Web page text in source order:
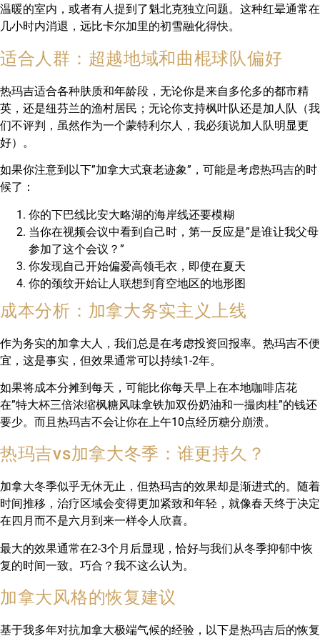
温暖的室内，或者有人提到了魁北克独立问题。这种红晕通常在
几小时内消退，远比卡尔加里的初雪融化得快。
适合人群：超越地域和曲棍球队偏好
热玛吉适合各种肤质和年龄段，无论你是来自多伦多的都市精
英，还是纽芬兰的渔村居民；无论你支持枫叶队还是加人队（我
们不评判，虽然作为一个蒙特利尔人，我必须说加人队明显更
好）。
如果你注意到以下”加拿大式衰老迹象”，可能是考虑热玛吉的时
候了：
你的下巴线比安大略湖的海岸线还要模糊
当你在视频会议中看到自己时，第一反应是”是谁让我父母
参加了这个会议？”
你发现自己开始偏爱高领毛衣，即使在夏天
你的颈纹开始让人联想到育空地区的地形图
成本分析：加拿大务实主义上线
作为务实的加拿大人，我们总是在考虑投资回报率。热玛吉不便
宜，这是事实，但效果通常可以持续1-2年。
如果将成本分摊到每天，可能比你每天早上在本地咖啡店花
在”特大杯三倍浓缩枫糖风味拿铁加双份奶油和一撮肉桂”的钱还
要少。而且热玛吉不会让你在上午10点经历糖分崩溃。
热玛吉vs加拿大冬季：谁更持久？
加拿大冬季似乎无休无止，但热玛吉的效果却是渐进式的。随着
时间推移，治疗区域会变得更加紧致和年轻，就像春天终于决定
在四月而不是六月到来一样令人欣喜。
最大的效果通常在2-3个月后显现，恰好与我们从冬季抑郁中恢
复的时间一致。巧合？我不这么认为。
加拿大风格的恢复建议
基于我多年对抗加拿大极端气候的经验，以下是热玛吉后的恢复